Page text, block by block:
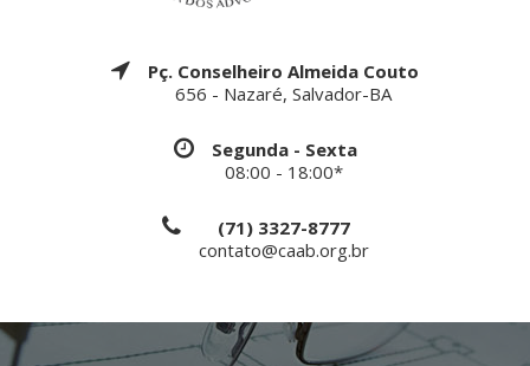
Pç. Conselheiro Almeida Couto
656 - Nazaré, Salvador-BA
Segunda - Sexta
08:00 - 18:00*
(71) 3327-8777
contato@caab.org.br